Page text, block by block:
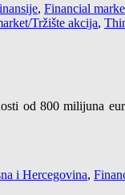
, Financial
Tržište akcija,
od 800 milijuna
i Hercegovina,